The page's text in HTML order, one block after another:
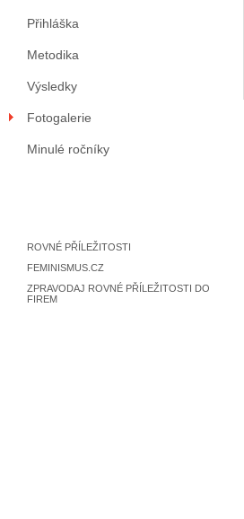
Přihláška
Metodika
Výsledky
Fotogalerie
Minulé ročníky
ROVNÉ PŘÍLEŽITOSTI
FEMINISMUS.CZ
ZPRAVODAJ ROVNÉ PŘÍLEŽITOSTI DO
FIREM